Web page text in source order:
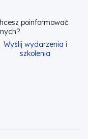
poinformować
Wyślij wydarzenia i
szkolenia